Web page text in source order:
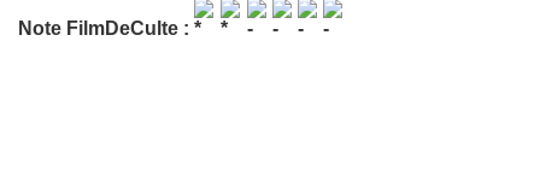
Note FilmDeCulte :